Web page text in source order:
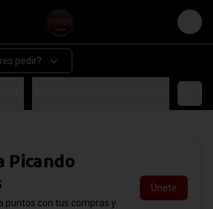
Login
pedir?
Picando
puntos con tus compras y
Únete